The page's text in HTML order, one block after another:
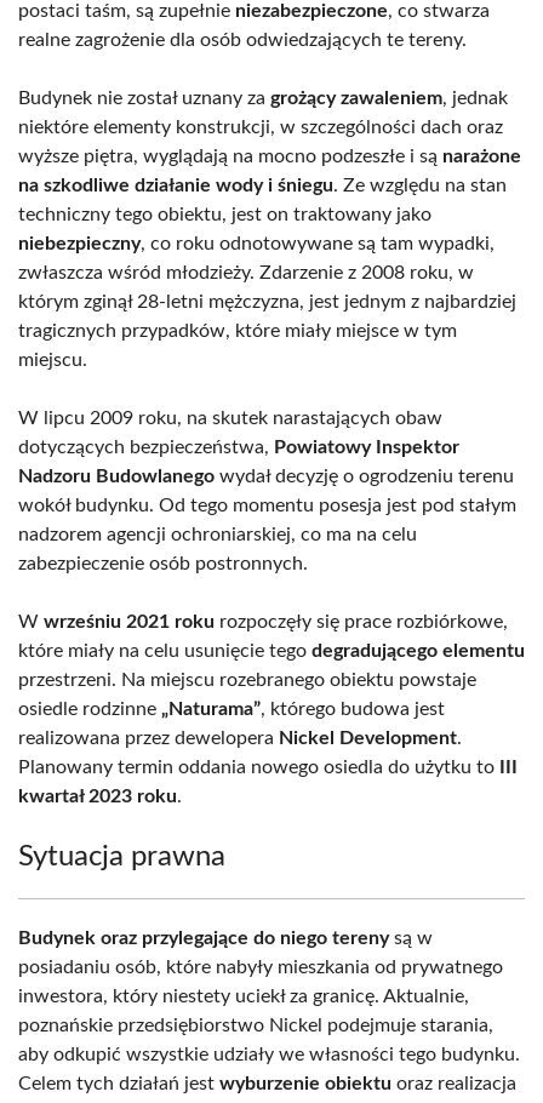
postaci taśm, są zupełnie niezabezpieczone, co stwarza
realne zagrożenie dla osób odwiedzających te tereny.
Budynek nie został uznany za grożący zawaleniem, jednak
niektóre elementy konstrukcji, w szczególności dach oraz
wyższe piętra, wyglądają na mocno podzeszłe i są narażone
na szkodliwe działanie wody i śniegu. Ze względu na stan
techniczny tego obiektu, jest on traktowany jako
niebezpieczny, co roku odnotowywane są tam wypadki,
zwłaszcza wśród młodzieży. Zdarzenie z 2008 roku, w
którym zginął 28-letni mężczyzna, jest jednym z najbardziej
tragicznych przypadków, które miały miejsce w tym
miejscu.
W lipcu 2009 roku, na skutek narastających obaw
dotyczących bezpieczeństwa, Powiatowy Inspektor
Nadzoru Budowlanego wydał decyzję o ogrodzeniu terenu
wokół budynku. Od tego momentu posesja jest pod stałym
nadzorem agencji ochroniarskiej, co ma na celu
zabezpieczenie osób postronnych.
W wrześniu 2021 roku rozpoczęły się prace rozbiórkowe,
które miały na celu usunięcie tego degradującego elementu
przestrzeni. Na miejscu rozebranego obiektu powstaje
osiedle rodzinne „Naturama”, którego budowa jest
realizowana przez dewelopera Nickel Development.
Planowany termin oddania nowego osiedla do użytku to
kwartał 2023 roku.
Sytuacja prawna
Budynek oraz przylegające do niego terenysą w
posiadaniu osób, które nabyły mieszkania od prywatnego
inwestora, który niestety uciekł za granicę. Aktualnie,
poznańskie przedsiębiorstwo Nickel podejmuje starania,
aby odkupić wszystkie udziały we własności tego budynku.
Celem tych działań jest wyburzenie obiektu oraz realizacja